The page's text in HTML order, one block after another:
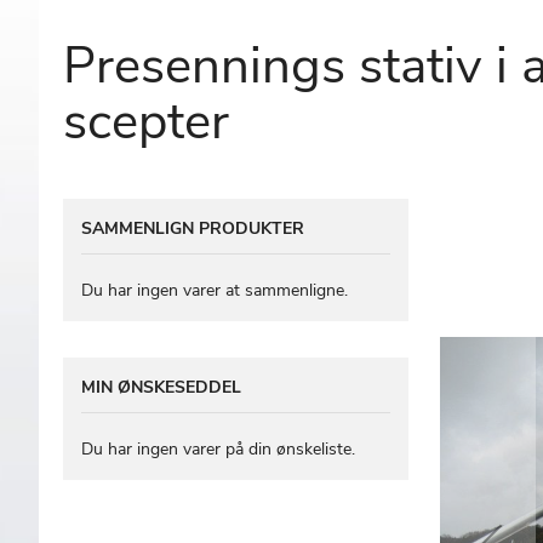
Presennings stativ i
scepter
SAMMENLIGN PRODUKTER
Du har ingen varer at sammenligne.
MIN ØNSKESEDDEL
Du har ingen varer på din ønskeliste.